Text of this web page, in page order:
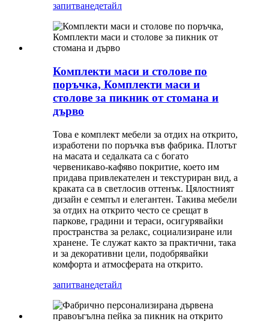
запитванедетайл
Комплекти маси и столове по
поръчка, Комплекти маси и
столове за пикник от стомана и
дърво
Това е комплект мебели за отдих на открито,
изработени по поръчка във фабрика. Плотът
на масата и седалката са с богато
червеникаво-кафяво покритие, което им
придава привлекателен и текстуриран вид, а
краката са в светлосив оттенък. Цялостният
дизайн е семпъл и елегантен. Такива мебели
за отдих на открито често се срещат в
паркове, градини и тераси, осигурявайки
пространства за релакс, социализиране или
хранене. Те служат както за практични, така
и за декоративни цели, подобрявайки
комфорта и атмосферата на открито.
запитванедетайл